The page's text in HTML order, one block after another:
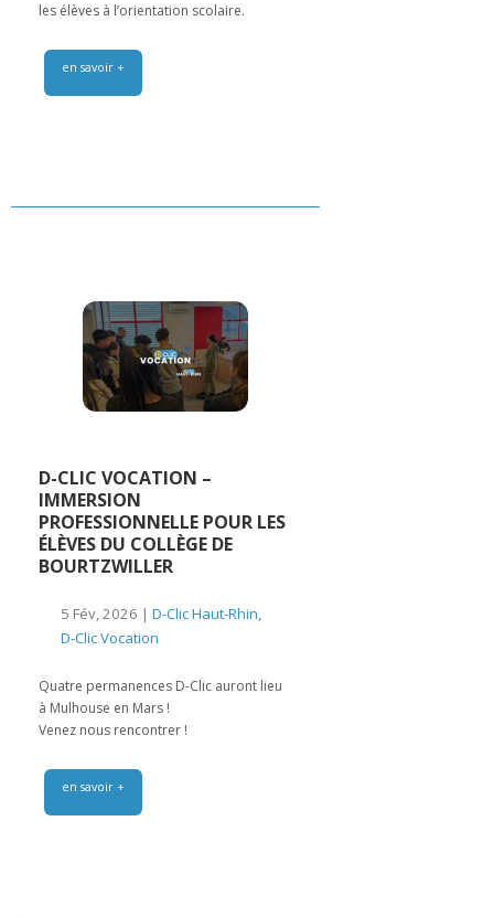
les élèves à l’orientation scolaire.
en savoir +
D-CLIC VOCATION –
IMMERSION
PROFESSIONNELLE POUR LES
ÉLÈVES DU COLLÈGE DE
BOURTZWILLER
5 Fév, 2026 | D-Clic Haut-Rhin,
D-Clic Vocation
Quatre permanences D-Clic auront lieu
à Mulhouse en Mars !
Venez nous rencontrer !
en savoir +